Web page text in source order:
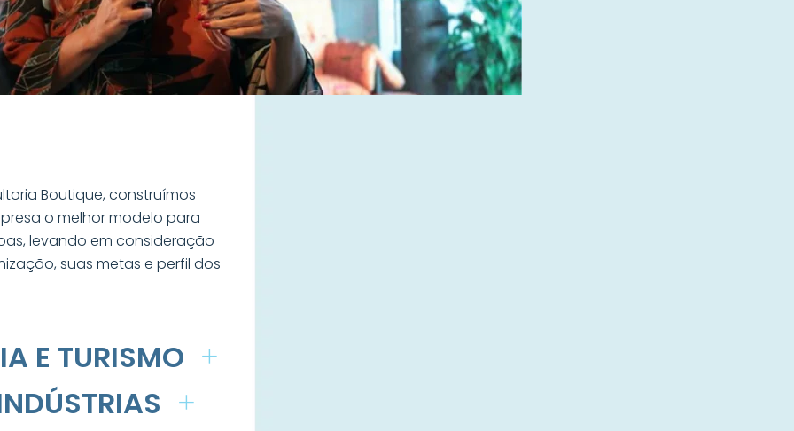
Boutique, construímos
o melhor modelo para
levando em consideração
suas metas e perfil dos
E TURISMO +
+